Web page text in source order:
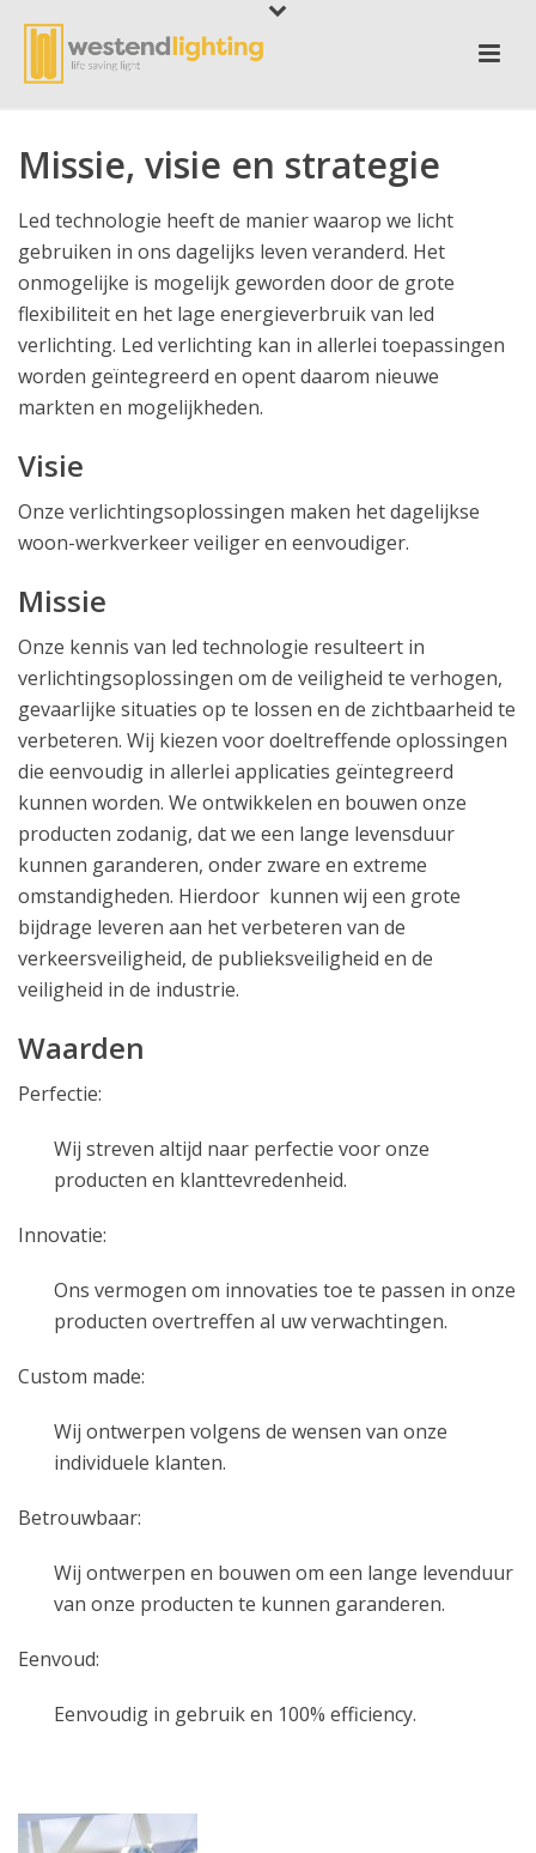
Missie, visie en strategie
Led technologie heeft de manier waarop we licht
gebruiken in ons dagelijks leven veranderd. Het
onmogelijke is mogelijk geworden door de grote
flexibiliteit en het lage energieverbruik van led
verlichting. Led verlichting kan in allerlei toepassingen
worden geïntegreerd en opent daarom nieuwe
markten en mogelijkheden.
Visie
Onze verlichtingsoplossingen maken het dagelijkse
woon-werkverkeer veiliger en eenvoudiger.
Missie
Onze kennis van led technologie resulteert in
verlichtingsoplossingen om de veiligheid te verhogen,
gevaarlijke situaties op te lossen en de zichtbaarheid te
verbeteren. Wij kiezen voor doeltreffende oplossingen
die eenvoudig in allerlei applicaties geïntegreerd
kunnen worden. We ontwikkelen en bouwen onze
producten zodanig, dat we een lange levensduur
kunnen garanderen, onder zware en extreme
omstandigheden. Hierdoor kunnen wij een grote
bijdrage leveren aan het verbeteren van de
verkeersveiligheid, de publieksveiligheid en de
veiligheid in de industrie.
Waarden
Perfectie:
Wij streven altijd naar perfectie voor onze
producten en klanttevredenheid.
Innovatie:
Ons vermogen om innovaties toe te passen in onze
producten overtreffen al uw verwachtingen.
Custom made:
Wij ontwerpen volgens de wensen van onze
individuele klanten.
Betrouwbaar:
Wij ontwerpen en bouwen om een lange levenduur
van onze producten te kunnen garanderen.
Eenvoud:
Eenvoudig in gebruik en 100% efficiency.